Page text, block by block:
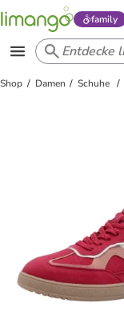
family
Shop Damen Schuhe